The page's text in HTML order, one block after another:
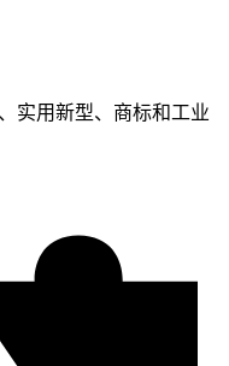
实用新型、商标和工业